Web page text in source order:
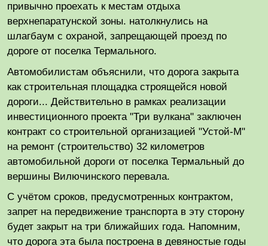
привычно проехать к местам отдыха
верхнепаратунской зоны. натолкнулись на
шлагбаум с охраной, запрещающей проезд по
дороге от поселка Термального.
Автомобилистам объяснили, что дорога закрыта
как строительная площадка строящейся новой
дороги... Действительно в рамках реализации
инвестиционного проекта "Три вулкана" заключен
контракт со строительной организацией "Устой-М"
на ремонт (строительство) 32 километров
автомобильной дороги от поселка Термальный до
вершины Вилючинского перевала.
С учётом сроков, предусмотренных контрактом,
запрет на передвижение транспорта в эту сторону
будет закрыт на три ближайших года. Напомним,
что дорога эта была построена в девяностые годы